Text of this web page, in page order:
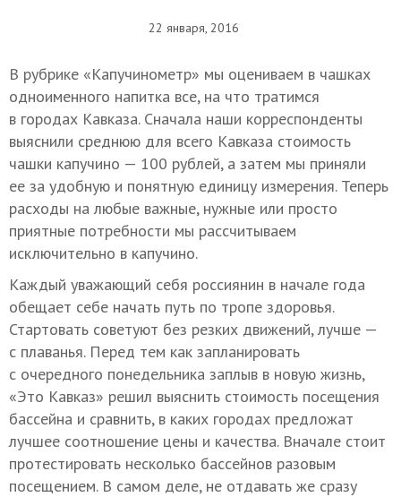
22 января, 2016
В рубрике «Капучинометр» мы оцениваем в чашках
одноименного напитка все, на что тратимся
в городах Кавказа. Сначала наши корреспонденты
выяснили среднюю для всего Кавказа стоимость
чашки капучино — 100 рублей, а затем мы приняли
ее за удобную и понятную единицу измерения. Теперь
расходы на любые важные, нужные или просто
приятные потребности мы рассчитываем
исключительно в капучино.
Каждый уважающий себя россиянин в начале года
обещает себе начать путь по тропе здоровья.
Стартовать советуют без резких движений, лучше —
с плаванья. Перед тем как запланировать
с очередного понедельника заплыв в новую жизнь,
«Это Кавказ» решил выяснить стоимость посещения
бассейна и сравнить, в каких городах предложат
лучшее соотношение цены и качества. Вначале стоит
протестировать несколько бассейнов разовым
посещением. В самом деле, не отдавать же сразу